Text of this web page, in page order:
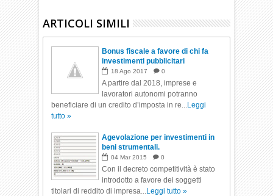
ARTICOLI SIMILI
Bonus fiscale a favore di chi fa
investimenti pubblicitari
18 Ago 2017 0
A partire dal 2018, imprese e
lavoratori autonomi potranno
beneficiare di un credito d’imposta in re...Leggi
tutto »
Agevolazione per investimenti in
beni strumentali.
04 Mar 2015 0
Con il decreto competitività è stato
introdotto a favore dei soggetti
titolari di reddito di impresa...Leggi tutto »